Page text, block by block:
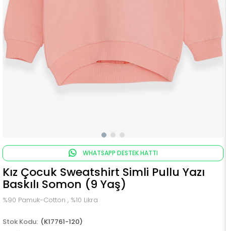
WHATSAPP DESTEK HATTI
Kız Çocuk Sweatshirt Simli Pullu Yazı
Baskılı Somon (9 Yaş)
%90 Pamuk-Cotton , %10 Likra
(K17761-120)